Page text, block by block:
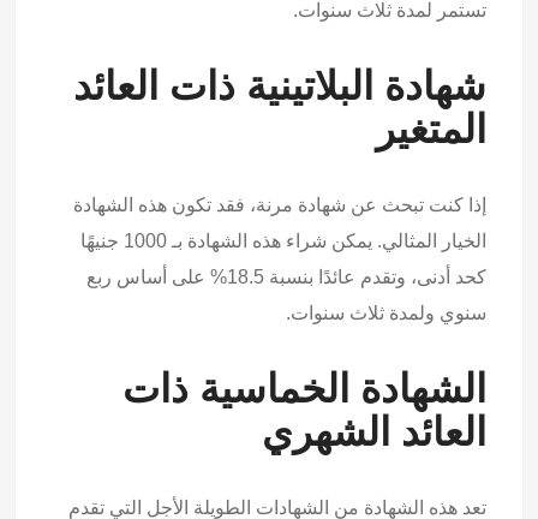
تستمر لمدة ثلاث سنوات.
شهادة البلاتينية ذات العائد
المتغير
إذا كنت تبحث عن شهادة مرنة، فقد تكون هذه الشهادة
الخيار المثالي. يمكن شراء هذه الشهادة بـ 1000 جنيهًا
كحد أدنى، وتقدم عائدًا بنسبة 18.5% على أساس ربع
سنوي ولمدة ثلاث سنوات.
الشهادة الخماسية ذات
العائد الشهري
تعد هذه الشهادة من الشهادات الطويلة الأجل التي تقدم